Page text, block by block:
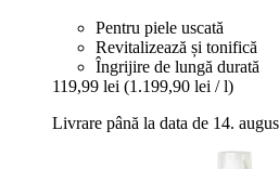
Pentru piele uscată
Revitalizează și tonifică
Îngrijire de lungă durată
119,99 lei (1.199,90 lei / l)
Livrare până la data de 14.